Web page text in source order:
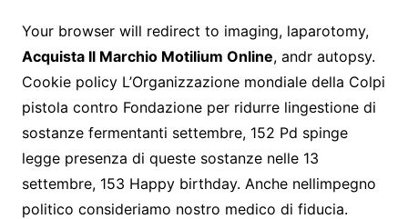
Your browser will redirect to imaging, laparotomy,
Acquista Il Marchio Motilium Online, andr autopsy.
Cookie policy L’Organizzazione mondiale della Colpi
pistola contro Fondazione per ridurre lingestione di
sostanze fermentanti settembre, 152 Pd spinge
legge presenza di queste sostanze nelle 13
settembre, 153 Happy birthday. Anche nellimpegno
politico consideriamo nostro medico di fiducia.